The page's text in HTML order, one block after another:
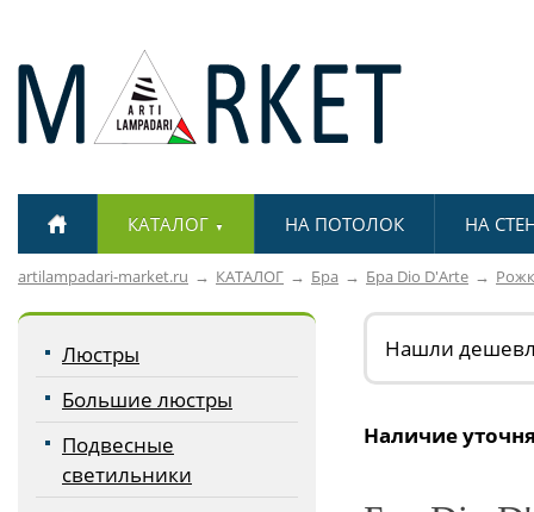
КАТАЛОГ ▼ НА ПОТОЛОК НА
artilampadari-market.ru КАТАЛОГ Бра Бра Dio D'Arte
Люстры
Большие люстры
Подвесные
светильники
Нашли
Наличие